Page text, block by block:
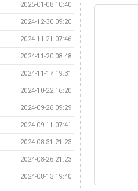
2025-01-08 10:40
2024-12-30 09:20
2024-11-21 07:46
2024-11-20 08:48
2024-11-17 19:31
2024-10-22 16:20
2024-09-26 09:29
2024-09-11 07:41
2024-08-31 21:23
2024-08-26 21:23
2024-08-13 19:40